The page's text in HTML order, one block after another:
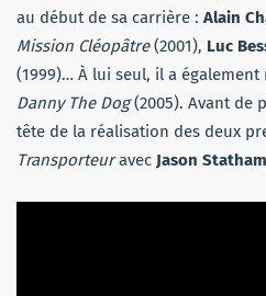
au début de sa carrière : Alain
Mission Cléopâtre(2001), Luc
(1999)… À lui seul, il a également
Danny The Dog(2005). Avant de
tête de la réalisation des deux
Transporteuravec Jason Statham